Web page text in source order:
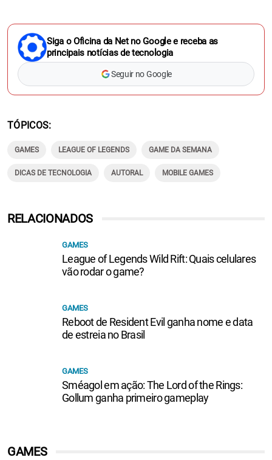
Siga o Oficina da Net no Google e receba as
principais notícias de tecnologia
Seguir no Google
TÓPICOS
GAMES LEAGUE OF LEGENDS GAME DA SEMANA
DICAS DE TECNOLOGIA AUTORAL MOBILE GAMES
GAMES
RELACIONADOS
GAMES
League of Legends Wild Rift: Quais celulares
vão rodar o game?
GAMES
Reboot de Resident Evil ganha nome e data
de estreia no Brasil
GAMES
Sméagol em ação: The Lord of the Rings:
Gollum ganha primeiro gameplay